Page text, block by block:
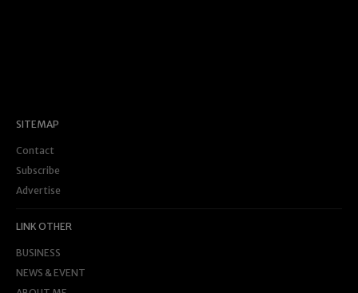
SITEMAP
Contact
Subscribe
Advertise
LINK OTHER
BUSINESS
NEWS & EVENT